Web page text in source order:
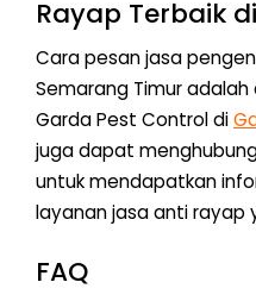
Rayap Terbaik
Cara pesan jasa
Semarang Timur
Garda Pest Control di
juga dapat
untuk mendapatkan
layanan jasa anti rayap
FAQ